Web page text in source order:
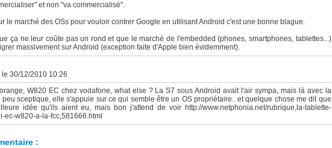
et non "va commercialisé".
le marché des OSs pour vouloir contrer Google en utilisant Android c'est une bonne blague.
ça ne leur coûte pas un rond et que le marché de l'embedded (phones, smartphones, tablettes...)
massivement sur Android (exception faite d'Apple bien évidemment).
le 30/12/2010 10:26
W820 EC chez vodafone, what else ? La S7 sous Android avait l'air sympa, mais là avec la
sceptique, elle s'appuie sur ce qui semble être un OS propriétaire.. et quelque chose me dit que
idée qu'ils aient eu, mais bon j'attend de voir http://www.netphonia.net/rubrique,la-tablette-
ec-w820-a-la-fcc,581666.html
: